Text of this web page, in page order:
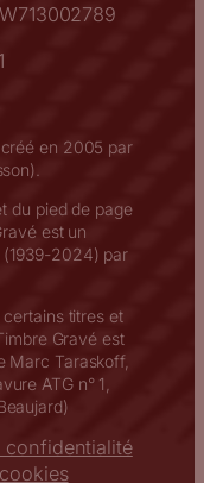
créé en 2005 par
du pied de page
est un
(1939-2024) par
titres et
Gravé est
Marc Taraskoff,
ATG n° 1,
confidentialité